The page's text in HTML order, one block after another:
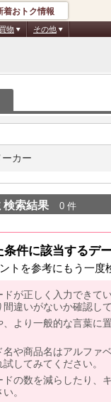
着おトク情報
物 その他
カー
検索結果 0 件
条件に該当するデ
トを参考にもう一度
が正しく入力できて
間違いがないか確認し
より一般的な言葉に
や商品名はアルファ
してみてください。
の数を減らしたり、
。